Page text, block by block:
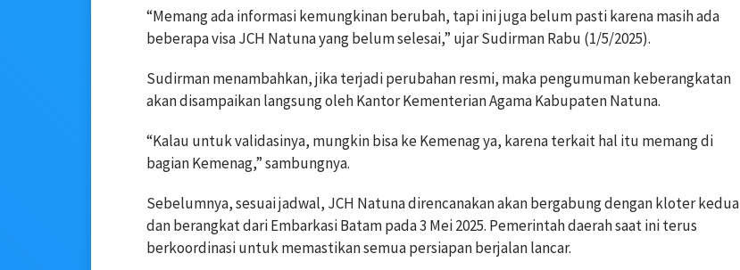
“Memang ada informasi kemungkinan berubah, tapi ini juga belum pasti karena masih ada
beberapa visa JCH Natuna yang belum selesai,” ujar Sudirman Rabu (1/5/2025).
Sudirman menambahkan, jika terjadi perubahan resmi, maka pengumuman keberangkatan
akan disampaikan langsung oleh Kantor Kementerian Agama Kabupaten Natuna.
“Kalau untuk validasinya, mungkin bisa ke Kemenag ya, karena terkait hal itu memang di
bagian Kemenag,” sambungnya.
Sebelumnya, sesuai jadwal, JCH Natuna direncanakan akan bergabung dengan kloter kedua
dan berangkat dari Embarkasi Batam pada 3 Mei 2025. Pemerintah daerah saat ini terus
berkoordinasi untuk memastikan semua persiapan berjalan lancar.